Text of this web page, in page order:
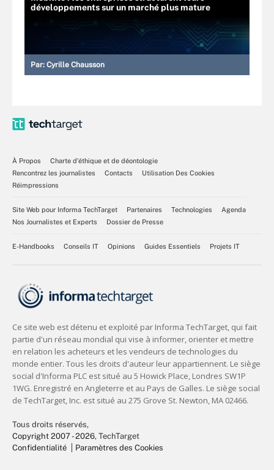
développements sur un marché plus mature
Par: Cyrille Chausson
À Propos
Charte d’éthique et de déontologie
Rencontrez les journalistes
Contacts
Utilisation Des Cookies
Réimpressions
Site Web pour Informa TechTarget Partenaires Technologies
Agenda
Nos Journalistes et Experts
Dossier de Presse
E-Handbooks Conseils IT Opinions Guides Essentiels Projets IT
Tous droits réservés,
Copyright 2007 - 2026, TechTarget
Confidentialité
Paramètres des Cookies